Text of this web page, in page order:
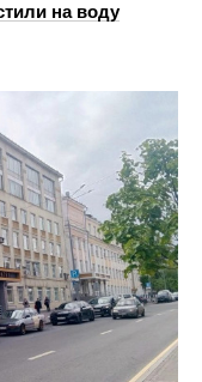
на воду